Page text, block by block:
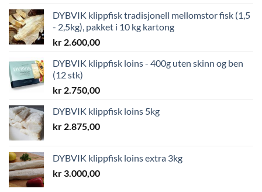
DYBVIK klippfisk tradisjonell mellomstor fisk (1,5
- 2,5kg), pakket i 10 kg kartong
kr 2.600,00
DYBVIK klippfisk loins - 400g uten skinn og ben
(12 stk)
kr 2.750,00
DYBVIK klippfisk loins 5kg
kr 2.875,00
DYBVIK klippfisk loins extra 3kg
kr 3.000,00